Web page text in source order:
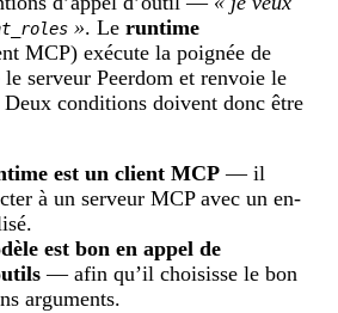
». Le runtime
MCP) exécute la poignée de
serveur Peerdom et renvoie le
conditions doivent donc être
est un client MCP— il
à un serveur MCP avec un en-
est bon en appel de
— afin qu’il choisisse le bon
arguments.